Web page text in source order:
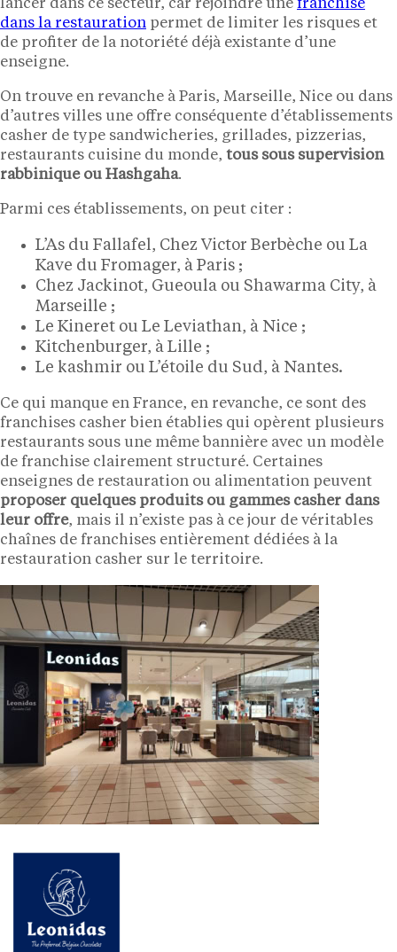
lancer dans ce secteur, car rejoindre une franchise
dans la restauration permet de limiter les risques et
de profiter de la notoriété déjà existante d’une
enseigne.
On trouve en revanche à Paris, Marseille, Nice ou dans
d’autres villes une offre conséquente d’établissements
casher de type sandwicheries, grillades, pizzerias,
restaurants cuisine du monde, tous sous supervision
rabbinique ou Hashgaha.
Parmi ces établissements, on peut citer :
L’As du Fallafel, Chez Victor Berbèche ou La
Kave du Fromager, à Paris ;
Chez Jackinot, Gueoula ou Shawarma City, à
Marseille ;
Le Kineret ou Le Leviathan, à Nice ;
Kitchenburger, à Lille ;
Le kashmir ou L’étoile du Sud, à Nantes.
Ce qui manque en France, en revanche, ce sont des
franchises casher bien établies qui opèrent plusieurs
restaurants sous une même bannière avec un modèle
de franchise clairement structuré. Certaines
enseignes de restauration ou alimentation peuvent
proposer quelques produits ou gammes casher dans
leur offre, mais il n’existe pas à ce jour de véritables
chaînes de franchises entièrement dédiées à la
restauration casher sur le territoire.